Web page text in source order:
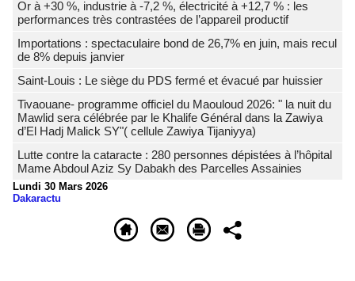
Or à +30 %, industrie à -7,2 %, électricité à +12,7 % : les
performances très contrastées de l’appareil productif
Importations : spectaculaire bond de 26,7% en juin, mais recul
de 8% depuis janvier
Saint-Louis : Le siège du PDS fermé et évacué par huissier
Tivaouane- programme officiel du Maouloud 2026: " la nuit du
Mawlid sera célébrée par le Khalife Général dans la Zawiya
d’El Hadj Malick SY"( cellule Zawiya Tijaniyya)
Lutte contre la cataracte : 280 personnes dépistées à l’hôpital
Mame Abdoul Aziz Sy Dabakh des Parcelles Assainies
Lundi 30 Mars 2026
Dakaractu